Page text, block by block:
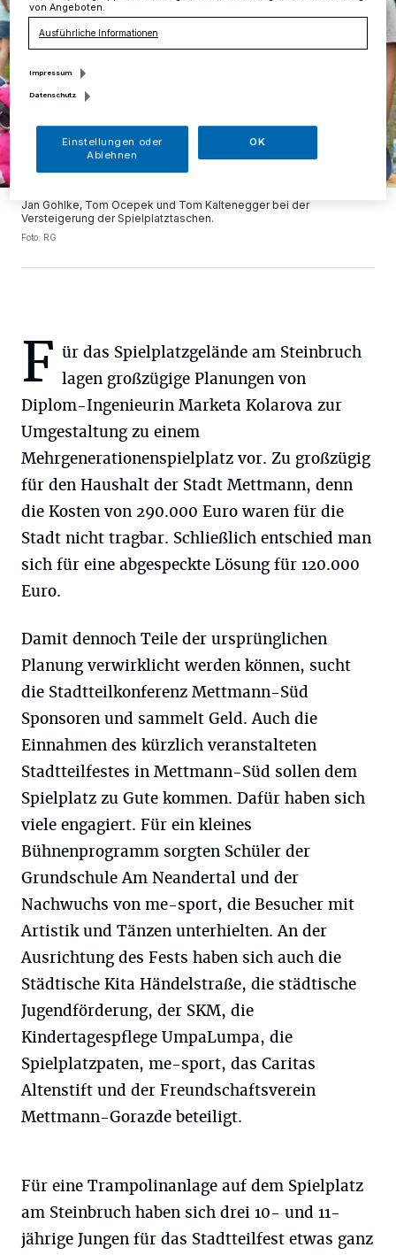
Jan Gohlke, Tom Ocepek und Tom Kaltenegger bei der
Versteigerung der Spielplatztaschen.
Foto: RG
F ür das Spielplatzgelände am Steinbruch
lagen großzügige Planungen von
Diplom-Ingenieurin Marketa Kolarova zur
Umgestaltung zu einem
Mehrgenerationenspielplatz vor. Zu großzügig
für den Haushalt der Stadt Mettmann, denn
die Kosten von 290.000 Euro waren für die
Stadt nicht tragbar. Schließlich entschied man
sich für eine abgespeckte Lösung für 120.000
Euro.
Damit dennoch Teile der ursprünglichen
Planung verwirklicht werden können, sucht
die Stadtteilkonferenz Mettmann-Süd
Sponsoren und sammelt Geld. Auch die
Einnahmen des kürzlich veranstalteten
Stadtteilfestes in Mettmann-Süd sollen dem
Spielplatz zu Gute kommen. Dafür haben sich
viele engagiert. Für ein kleines
Bühnenprogramm sorgten Schüler der
Grundschule Am Neandertal und der
Nachwuchs von me-sport, die Besucher mit
Artistik und Tänzen unterhielten. An der
Ausrichtung des Fests haben sich auch die
Städtische Kita Händelstraße, die städtische
Jugendförderung, der SKM, die
Kindertagespflege UmpaLumpa, die
Spielplatzpaten, me-sport, das Caritas
Altenstift und der Freundschaftsverein
Mettmann-Gorazde beteiligt.
Für eine Trampolinanlage auf dem Spielplatz
am Steinbruch haben sich drei 10- und 11-
jährige Jungen für das Stadtteilfest etwas ganz
von Angeboten.
Ausführliche Informationen
Impressum
Datenschutz
Einstellungen oder
Ablehnen
OK